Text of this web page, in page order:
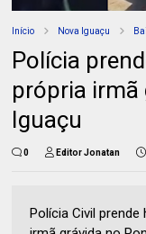
Início Nova Iguaçu
Polícia
própria irmã
Iguaçu
0 Editor Jonatan
Polícia Civil